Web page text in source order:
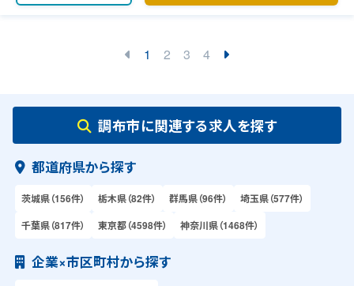
1 2 3 4
調布市に関連する求人を探す
都道府県から探す
茨城県（156件） 栃木県（82件） 群馬県（96件）
埼玉県（577件）
千葉県（817件）
東京都（4598件） 神奈川県（1468件）
企業×市区町村から探す